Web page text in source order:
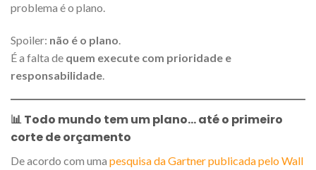
problema é o plano.
Spoiler: não é o plano
É a falta de quem execute com prioridade e
responsabilidade
📊 Todo mundo tem um plano… até o primeiro
corte de orçamento
De acordo com uma pesquisa da Gartner publicada pelo Wall